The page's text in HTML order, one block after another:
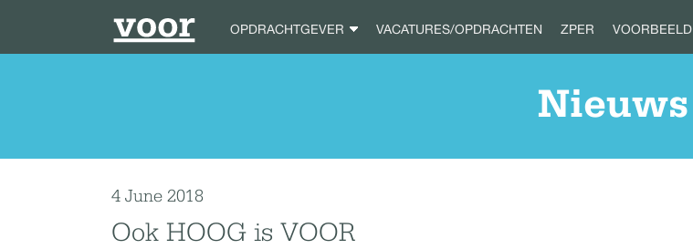
OPDRACHTGEVER VACATURES/OPDRACHTEN ZPER VOORBEELD
Nieuws
4 June 2018
Ook HOOG is VOOR